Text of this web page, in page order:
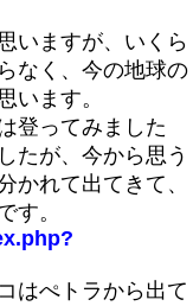
いますが、いくら
なく、今の地球の
います。
登ってみました
たが、今から思う
かれて出てきて、
す。
はぺトラから出て